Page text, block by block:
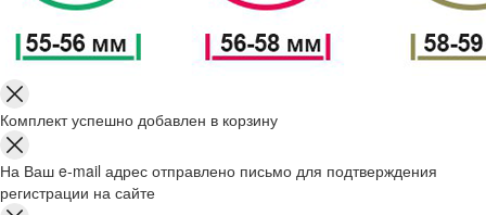
Комплект успешно добавлен в корзину
На Ваш e-mail адрес отправлено письмо для подтверждения
регистрации на сайте